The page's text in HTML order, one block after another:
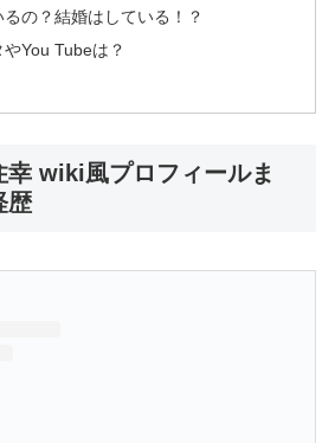
の？結婚はしている！？
You Tubeは？
幸 wiki風プロフィールま
歴